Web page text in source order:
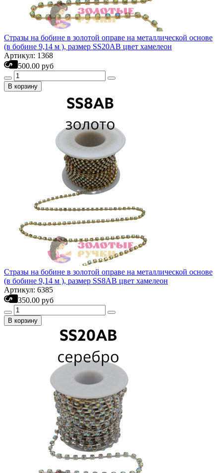
Стразы на бобине в золотой оправе на металлической основе
(в бобине 9,14 м ), размер SS20AB цвет хамелеон
Артикул: 1368
500.00 руб
В корзину
Стразы на бобине в золотой оправе на металлической основе
(в бобине 9,14 м ), размер SS8AB цвет хамелеон
Артикул: 6385
350.00 руб
В корзину